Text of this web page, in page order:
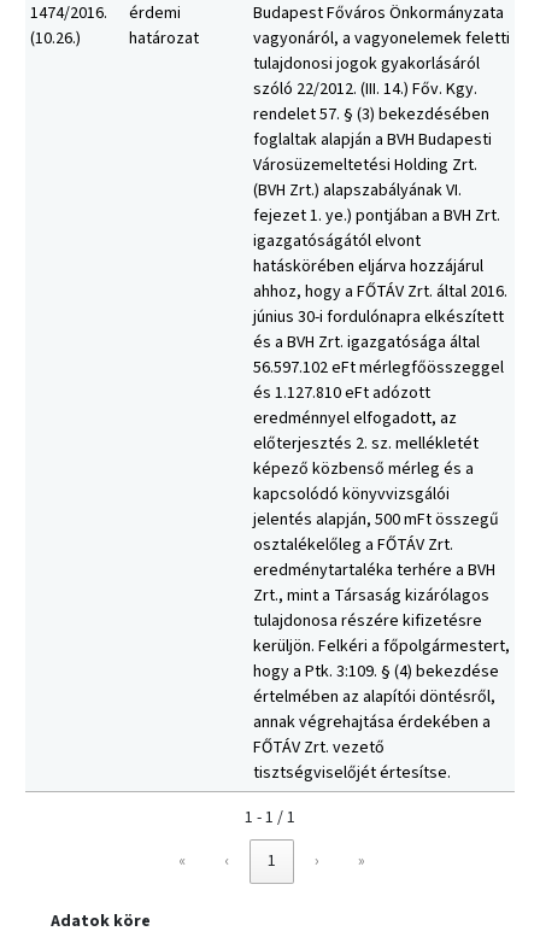
1474/2016.
(10.26.)
érdemi
határozat
Budapest Főváros Önkormányzata
vagyonáról, a vagyonelemek feletti
tulajdonosi jogok gyakorlásáról
szóló 22/2012. (III. 14.) Főv. Kgy.
rendelet 57. § (3) bekezdésében
foglaltak alapján a BVH Budapesti
Városüzemeltetési Holding Zrt.
(BVH Zrt.) alapszabályának VI.
fejezet 1. ye.) pontjában a BVH Zrt.
igazgatóságától elvont
hatáskörében eljárva hozzájárul
ahhoz, hogy a FŐTÁV Zrt. által 2016.
június 30-i fordulónapra elkészített
és a BVH Zrt. igazgatósága által
56.597.102 eFt mérlegfőösszeggel
és 1.127.810 eFt adózott
eredménnyel elfogadott, az
előterjesztés 2. sz. mellékletét
képező közbenső mérleg és a
kapcsolódó könyvvizsgálói
jelentés alapján, 500 mFt összegű
osztalékelőleg a FŐTÁV Zrt.
eredménytartaléka terhére a BVH
Zrt., mint a Társaság kizárólagos
tulajdonosa részére kifizetésre
kerüljön. Felkéri a főpolgármestert,
hogy a Ptk. 3:109. § (4) bekezdése
értelmében az alapítói döntésről,
annak végrehajtása érdekében a
FŐTÁV Zrt. vezető
tisztségviselőjét értesítse.
1 - 1 / 1
«
‹ 1 › »
Adatok köre